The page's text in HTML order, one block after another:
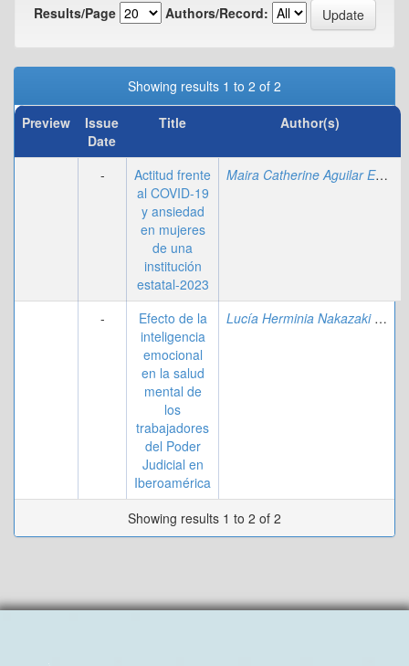
Results/Page
Authors/Record:
Showing results 1 to 2 of 2
Preview
Issue
Date
Title Author(s)
-
Actitud frente
al COVID-19
y ansiedad
en mujeres
de una
institución
estatal-2023
Maira Catherine Aguilar Espinoza
-
Efecto de la
inteligencia
emocional
en la salud
mental de
los
trabajadores
del Poder
Judicial en
Iberoamérica
Lucía Herminia Nakazaki Simbron
Showing results 1 to 2 of 2